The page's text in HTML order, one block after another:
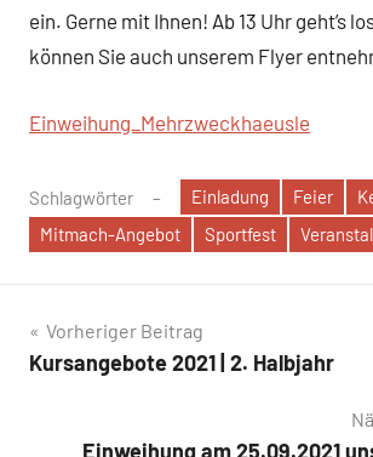
ein. Gerne mit Ihnen! Ab 13 Uhr geht’s
können Sie auch unserem Flyer
Einweihung_Mehrzweckhaeusle
Schlagwörter Einladung Feier
Mitmach-Angebot
Sportfest
Beitragsnavigation
Vorheriger Beitrag
Kursangebote 2021 | 2. Halbjahr
Einweihung am 25.09.2021